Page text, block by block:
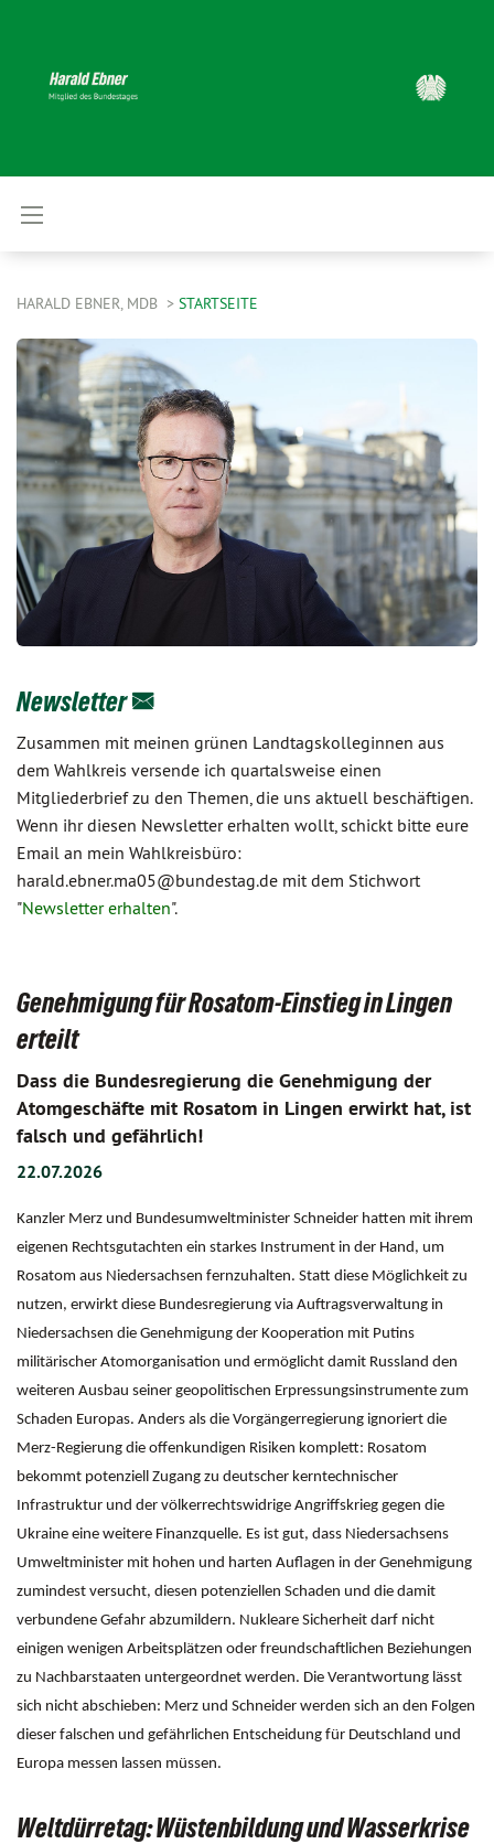
HARALD EBNER, MDB STARTSEITE
Newsletter
Zusammen mit meinen grünen Landtagskolleginnen aus
dem Wahlkreis versende ich quartalsweise einen
Mitgliederbrief zu den Themen, die uns aktuell beschäftigen.
Wenn ihr diesen Newsletter erhalten wollt, schickt bitte eure
Email an mein Wahlkreisbüro:
harald.ebner.ma05@bundestag.de mit dem Stichwort
"Newsletter erhalten".
Genehmigung für Rosatom-Einstieg in Lingen
erteilt
Dass die Bundesregierung die Genehmigung der
Atomgeschäfte mit Rosatom in Lingen erwirkt hat, ist
falsch und gefährlich!
22.07.2026
Kanzler Merz und Bundesumweltminister Schneider hatten mit ihrem
eigenen Rechtsgutachten ein starkes Instrument in der Hand, um
Rosatom aus Niedersachsen fernzuhalten. Statt diese Möglichkeit zu
nutzen, erwirkt diese Bundesregierung via Auftragsverwaltung in
Niedersachsen die Genehmigung der Kooperation mit Putins
militärischer Atomorganisation und ermöglicht damit Russland den
weiteren Ausbau seiner geopolitischen Erpressungsinstrumente zum
Schaden Europas. Anders als die Vorgängerregierung ignoriert die
Merz-Regierung die offenkundigen Risiken komplett: Rosatom
bekommt potenziell Zugang zu deutscher kerntechnischer
Infrastruktur und der völkerrechtswidrige Angriffskrieg gegen die
Ukraine eine weitere Finanzquelle. Es ist gut, dass Niedersachsens
Umweltminister mit hohen und harten Auflagen in der Genehmigung
zumindest versucht, diesen potenziellen Schaden und die damit
verbundene Gefahr abzumildern. Nukleare Sicherheit darf nicht
einigen wenigen Arbeitsplätzen oder freundschaftlichen Beziehungen
zu Nachbarstaaten untergeordnet werden. Die Verantwortung lässt
sich nicht abschieben: Merz und Schneider werden sich an den Folgen
dieser falschen und gefährlichen Entscheidung für Deutschland und
Europa messen lassen müssen.
Weltdürretag: Wüstenbildung und Wasserkrise